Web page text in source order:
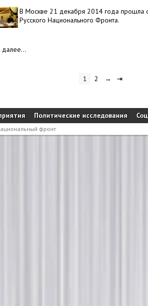
В Москве 21 декабря 2014 года прошла
Русского Национального Фронта.
далее…
1 2 → ⇥
Политические исследования
фронт